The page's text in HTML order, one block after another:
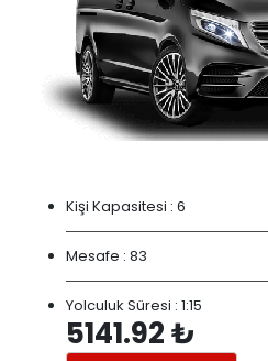
Kişi Kapasitesi : 6
Mesafe : 83
Yolculuk Süresi : 1:15
5141.92 ₺